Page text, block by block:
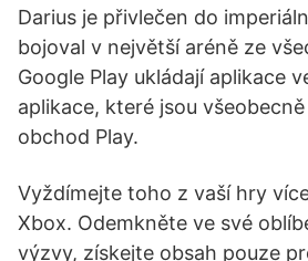
Darius je přivlečen do
bojoval v největší aréně ze
Google Play ukládají aplikace
aplikace, které jsou
obchod Play.
Vyždímejte toho z vaší hry
Xbox. Odemkněte ve své
výzvy, získejte obsah pouze